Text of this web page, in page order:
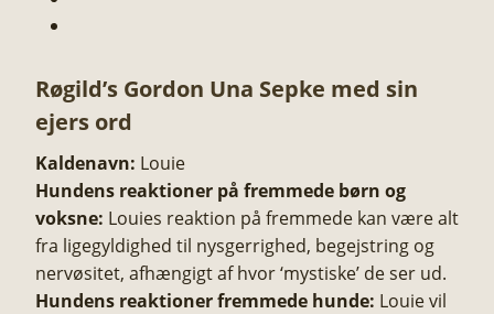
Røgild’s Gordon Una Sepke med sin
ejers ord
Kaldenavn: Louie
Hundens reaktioner på fremmede børn og
voksne: Louies reaktion på fremmede kan være alt
fra ligegyldighed til nysgerrighed, begejstring og
nervøsitet, afhængigt af hvor ‘mystiske’ de ser ud.
Hundens reaktioner fremmede hunde: Louie vil